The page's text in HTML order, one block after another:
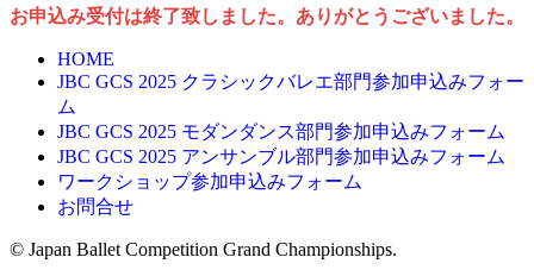
お申込み受付は終了致しました。ありがとうございました。
HOME
JBC GCS 2025 クラシックバレエ部門参加申込みフォー
ム
JBC GCS 2025 モダンダンス部門参加申込みフォーム
JBC GCS 2025 アンサンブル部門参加申込みフォーム
ワークショップ参加申込みフォーム
お問合せ
© Japan Ballet Competition Grand Championships.